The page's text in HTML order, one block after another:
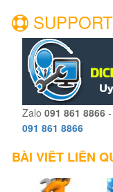
Zalo 091 861 8866
091 861 8866
BÀI VIẾT LIÊN